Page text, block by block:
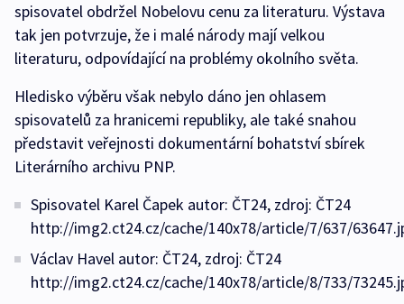
spisovatel obdržel Nobelovu cenu za literaturu. Výstava
tak jen potvrzuje, že i malé národy mají velkou
literaturu, odpovídající na problémy okolního světa.
Hledisko výběru však nebylo dáno jen ohlasem
spisovatelů za hranicemi republiky, ale také snahou
představit veřejnosti dokumentární bohatství sbírek
Literárního archivu PNP.
Spisovatel Karel Čapek autor: ČT24, zdroj: ČT24
http://img2.ct24.cz/cache/140x78/article/7/637/
Václav Havel autor: ČT24, zdroj: ČT24
http://img2.ct24.cz/cache/140x78/article/8/733/